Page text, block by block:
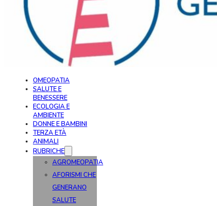
OMEOPATIA
SALUTE E
BENESSERE
ECOLOGIA E
AMBIENTE
DONNE E BAMBINI
TERZA ETÀ
ANIMALI
RUBRICHE
AGROMEOPATIA
AFORISMI CHE
GENERANO
SALUTE